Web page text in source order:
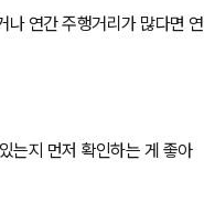
나 연간 주행거리가 많다면 연
는지 먼저 확인하는 게 좋아